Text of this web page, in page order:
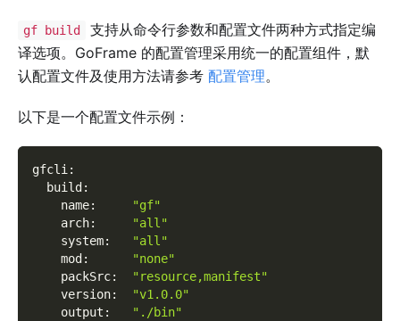
gf build
支持从命令行参数和配置文件两种方式指定编
译选项。GoFrame 的配置管理采用统一的配置组件，默
认配置文件及使用方法请参考 配置管理。
以下是一个配置文件示例：
gfcli :
build :
name:
"gf"
arch:
"all"
system:
"all"
mod :
"none"
packSrc:
"resource,manifest"
version:
"v1.0.0"
output :
"./bin"